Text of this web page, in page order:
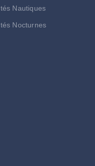
Nautiques
Nocturnes